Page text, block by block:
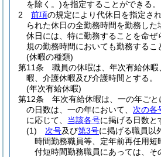
を除く。)を指定することができる。
2
前項の規定により代休日を指定さ
られた休日の全勤務時間を勤務し
休日には、特に勤務することを命ぜ
規の勤務時間においても勤務するこ
(休暇の種類)
第11条
職員の休暇は、年次有給休
暇、介護休暇及び介護時間とする。
(年次有給休暇)
第12条
年次有給休暇は、一の年ご
の日数は、一の年において、 次の各
に応じて、 当該各号に掲げる日数と
(1)
次号及び第3号に掲げる職員
時間勤務職員等、定年前再任用短
付短時間勤務職員にあっては、そ